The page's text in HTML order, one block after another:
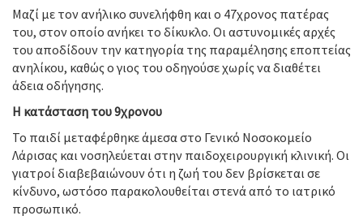
Μαζί με τον ανήλικο συνελήφθη και ο 47χρονος πατέρας
του, στον οποίο ανήκει το δίκυκλο. Οι αστυνομικές αρχές
του αποδίδουν την κατηγορία της παραμέλησης εποπτείας
ανηλίκου, καθώς ο γιος του οδηγούσε χωρίς να διαθέτει
άδεια οδήγησης.
Η κατάσταση του 9χρονου
Το παιδί μεταφέρθηκε άμεσα στο Γενικό Νοσοκομείο
Λάρισας και νοσηλεύεται στην παιδοχειρουργική κλινική. Οι
γιατροί διαβεβαιώνουν ότι η ζωή του δεν βρίσκεται σε
κίνδυνο, ωστόσο παρακολουθείται στενά από το ιατρικό
προσωπικό.